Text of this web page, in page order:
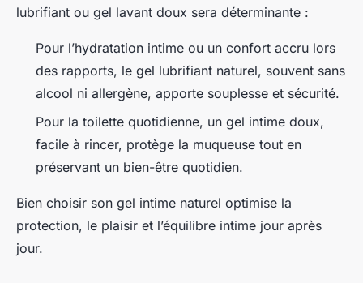
lubrifiant ou gel lavant doux sera déterminante :
Pour l’hydratation intime ou un confort accru lors
des rapports, le gel lubrifiant naturel, souvent sans
alcool ni allergène, apporte souplesse et sécurité.
Pour la toilette quotidienne, un gel intime doux,
facile à rincer, protège la muqueuse tout en
préservant un bien-être quotidien.
Bien choisir son gel intime naturel optimise la
protection, le plaisir et l’équilibre intime jour après
jour.